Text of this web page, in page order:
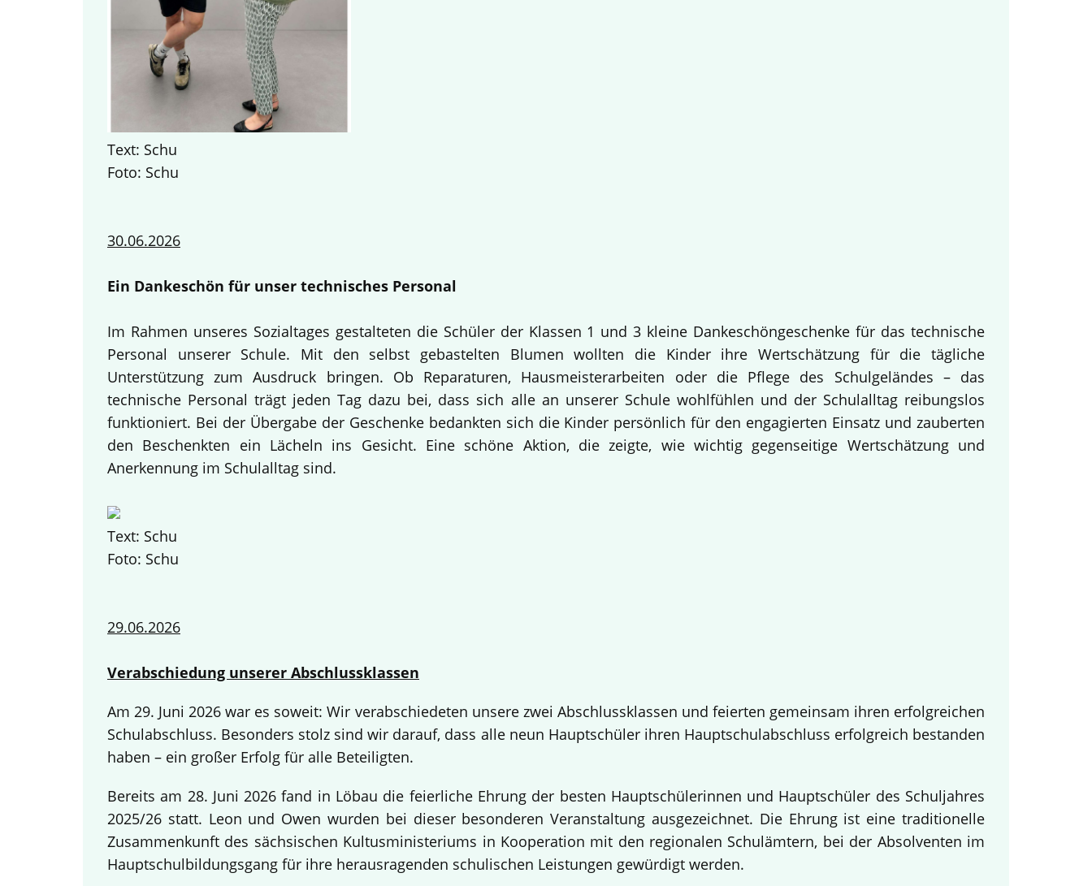
Text: Schu
Foto: Schu
30.06.2026
Ein Dankeschön für unser technisches Personal
Im Rahmen unseres Sozialtages gestalteten die Schüler der Klassen 1 und 3 kleine Dankeschöngeschenke für das technische
Personal unserer Schule. Mit den selbst gebastelten Blumen wollten die Kinder ihre Wertschätzung für die tägliche
Unterstützung zum Ausdruck bringen. Ob Reparaturen, Hausmeisterarbeiten oder die Pflege des Schulgeländes – das
technische Personal trägt jeden Tag dazu bei, dass sich alle an unserer Schule wohlfühlen und der Schulalltag reibungslos
funktioniert. Bei der Übergabe der Geschenke bedankten sich die Kinder persönlich für den engagierten Einsatz und zauberten
den Beschenkten ein Lächeln ins Gesicht. Eine schöne Aktion, die zeigte, wie wichtig gegenseitige Wertschätzung und
Anerkennung im Schulalltag sind.
Text: Schu
Foto: Schu
29.06.2026
Verabschiedung unserer Abschlussklassen
Am 29. Juni 2026 war es soweit: Wir verabschiedeten unsere zwei Abschlussklassen und feierten gemeinsam ihren erfolgreichen
Schulabschluss. Besonders stolz sind wir darauf, dass alle neun Hauptschüler ihren Hauptschulabschluss erfolgreich bestanden
haben – ein großer Erfolg für alle Beteiligten.
Bereits am 28. Juni 2026 fand in Löbau die feierliche Ehrung der besten Hauptschülerinnen und Hauptschüler des Schuljahres
2025/26 statt. Leon und Owen wurden bei dieser besonderen Veranstaltung ausgezeichnet. Die Ehrung ist eine traditionelle
Zusammenkunft des sächsischen Kultusministeriums in Kooperation mit den regionalen Schulämtern, bei der Absolventen im
Hauptschulbildungsgang für ihre herausragenden schulischen Leistungen gewürdigt werden.